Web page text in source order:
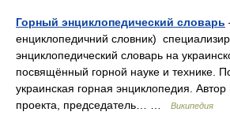
Горный энциклопедический словарь
енциклопедичний словник)
энциклопедический словарь на
посвящённый горной науке и технике.
украинская горная энциклопедия.
проекта, председатель… …
Википедия